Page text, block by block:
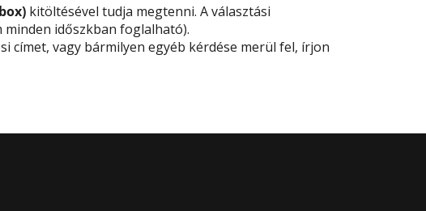
kitöltésével tudja megtenni. A választási
időszkban foglalható).
címet, vagy bármilyen egyéb kérdése merül fel, írjon